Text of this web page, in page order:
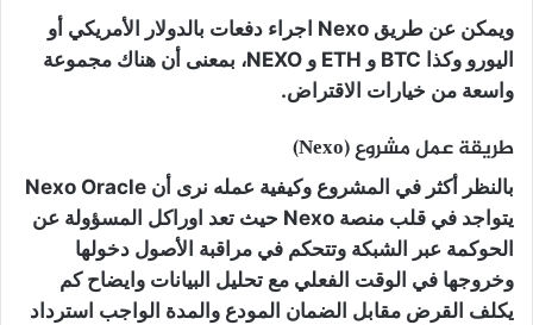
ويمكن عن طريق Nexo اجراء دفعات بالدولار الأمريكي أو
اليورو وكذا BTC و ETH و NEXO، بمعنى أن هناك مجموعة
واسعة من خيارات الاقتراض.
طريقة عمل مشروع (Nexo)
بالنظر أكثر في المشروع وكيفية عمله نرى أن Nexo Oracle
يتواجد في قلب منصة Nexo حيث تعد اوراكل المسؤولة عن
الحوكمة عبر الشبكة وتتحكم في مراقبة الأصول دخولها
وخروجها في الوقت الفعلي مع تحليل البيانات وايضاح كم
يكلف القرض مقابل الضمان المودع والمدة الواجب استرداد